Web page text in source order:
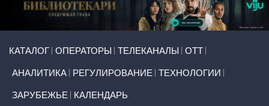
КАТАЛОГ ОПЕРАТОРЫ ТЕЛЕКАНАЛЫ ОТТ
АНАЛИТИКА РЕГУЛИРОВАНИЕ ТЕХНОЛОГИИ
ЗАРУБЕЖЬЕ КАЛЕНДАРЬ